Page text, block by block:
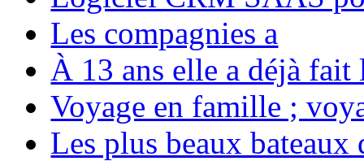
Les compagnies a
À 13 ans elle a déjà
Voyage en famille ;
Les plus beaux bateaux